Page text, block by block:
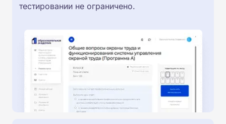
тестировании не ограничено.